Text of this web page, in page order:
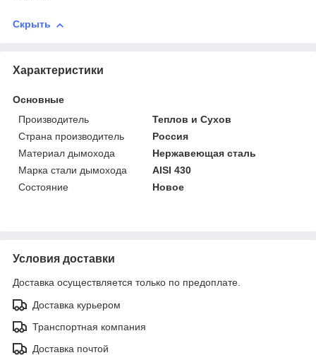
Скрыть
Характеристики
Основные
Производитель
Теплов и Сухов
Страна производитель
Россия
Материал дымохода
Нержавеющая сталь
Марка стали дымохода
AISI 430
Состояние
Новое
Условия доставки
Доставка осуществляется только по предоплате.
Доставка курьером
Транспортная компания
Доставка почтой